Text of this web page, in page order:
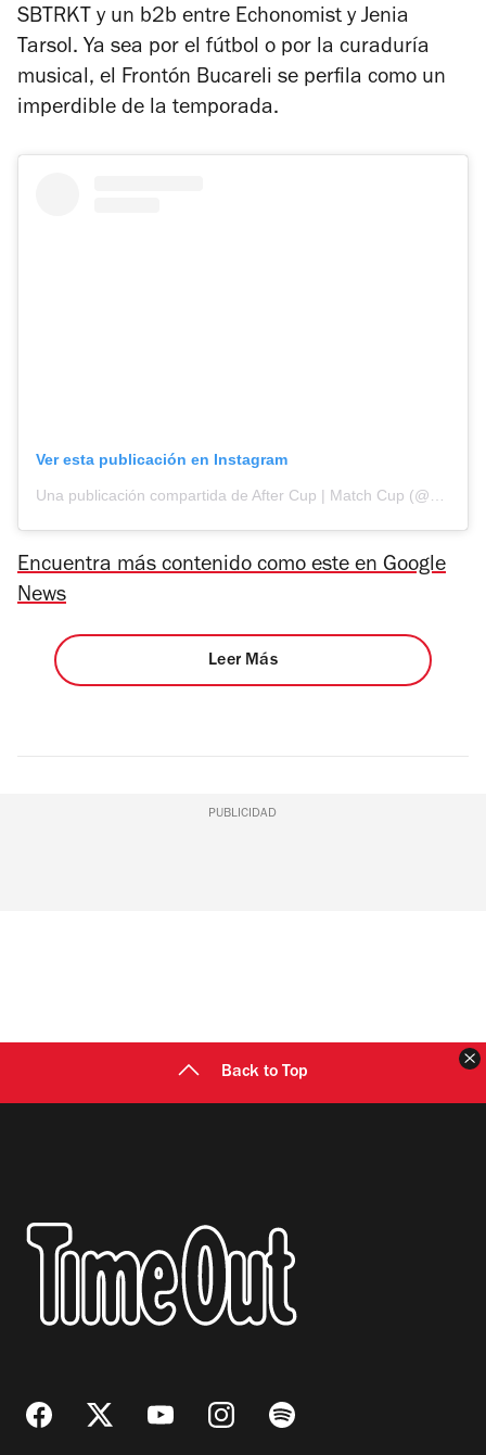
SBTRKT y un b2b entre Echonomist y Jenia
Tarsol. Ya sea por el fútbol o por la curaduría
musical, el Frontón Bucareli se perfila como un
imperdible de la temporada.
Ver esta publicación en Instagram
Encuentra más contenido como este en Google
News
Leer Más
PUBLICIDAD
Back to Top